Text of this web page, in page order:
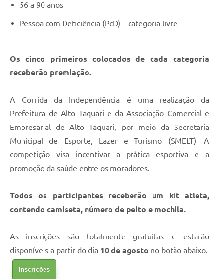
56 a 90 anos
Pessoa com Deficiência (PcD) – categoria livre
Os cinco primeiros colocados de cada categoria
receberão premiação.
A Corrida da Independência é uma realização da
Prefeitura de Alto Taquari e da Associação Comercial e
Empresarial de Alto Taquari, por meio da Secretaria
Municipal de Esporte, Lazer e Turismo (SMELT). A
competição visa incentivar a prática esportiva e a
promoção da saúde entre os moradores.
Todos os participantes receberão um kit atleta,
contendo camiseta, número de peito e mochila.
As inscrições são totalmente gratuitas e estarão
disponíveis a partir do dia 10 de agosto no botão abaixo.
Inscrições